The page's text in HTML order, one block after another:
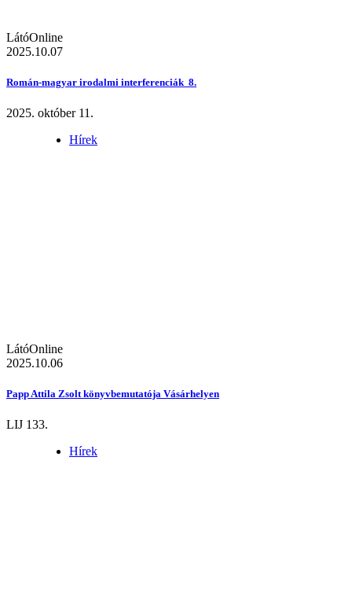
LátóOnline
2025.10.07
Román-magyar irodalmi interferenciák 8.
2025. október 11.
Hírek
LátóOnline
2025.10.06
Papp Attila Zsolt könyvbemutatója Vásárhelyen
LIJ 133.
Hírek